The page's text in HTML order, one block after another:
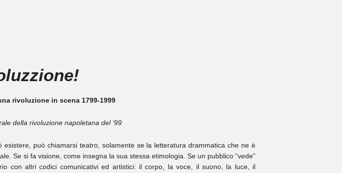
rivoluzione in scena 1799-1999
della rivoluzione napoletana del ‘99
può chiamarsi teatro, solamente se la letteratura drammatica che ne è
Se si fa visione, come insegna la sua stessa etimologia. Se un pubblico “vede”
con altri codici comunicativi ed artistici: il corpo, la voce, il suono, la luce, il